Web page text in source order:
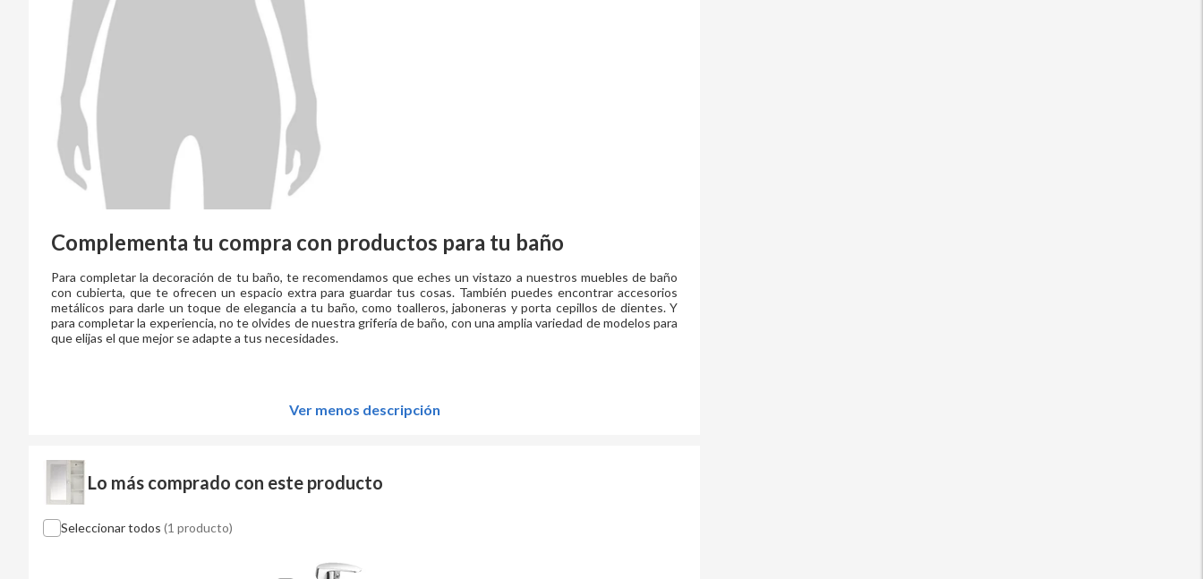
Complementa tu compra con productos para tu baño
Para completar la decoración de tu baño, te recomendamos que eches un vistazo a nuestros muebles de baño
con cubierta, que te ofrecen un espacio extra para guardar tus cosas. También puedes encontrar accesorios
metálicos para darle un toque de elegancia a tu baño, como toalleros, jaboneras y porta cepillos de dientes. Y
para completar la experiencia, no te olvides de nuestra grifería de baño, con una amplia variedad de modelos para
que elijas el que mejor se adapte a tus necesidades.
Ver menos descripción
Lo más comprado con este producto
Seleccionar todos (1 producto)